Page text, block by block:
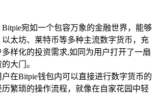
Bitpie宛如一个包容万象的金融世界，能够
太坊、莱特币等多种主流数字货币，充
样化的投资需求,如同为用户打开了一扇
大门。
户在Bitpie钱包内可以直接进行数字货币的
繁琐的操作流程，就像在自家花园中轻